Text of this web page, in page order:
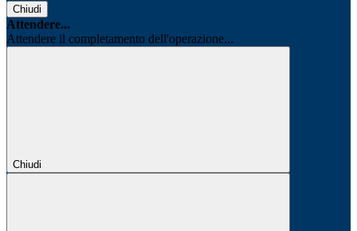
Chiudi
Attendere...
Attendere il completamento dell'operazione...
Chiudi